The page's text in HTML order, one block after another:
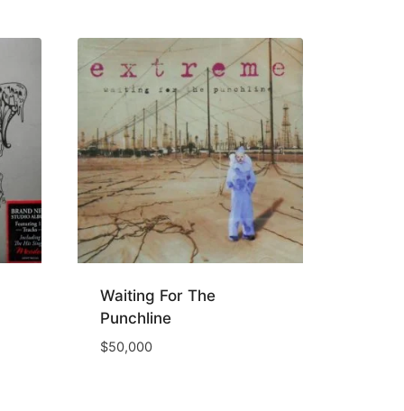
Waiting For The
Punchline
$50,000